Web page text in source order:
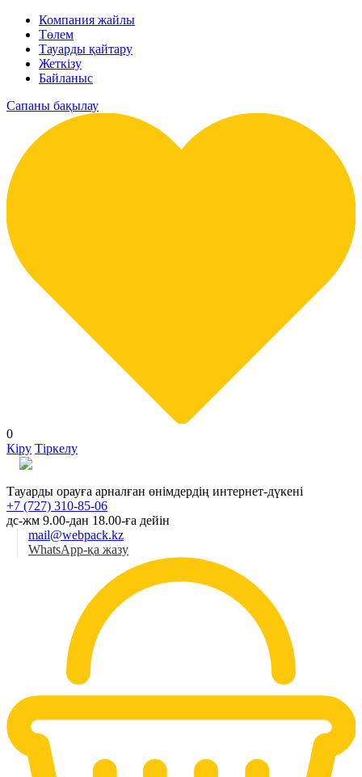
Компания жайлы
Төлем
Тауарды қайтару
Жеткізу
Байланыс
Сапаны бақылау
0
Кіру Тіркелу
Тауарды орауға арналған өнімдердің интернет-дүкені
+7 (727) 310-85-06
дс-жм 9.00-дан 18.00-ға дейін
mail@webpack.kz
WhatsApp-қа жазу